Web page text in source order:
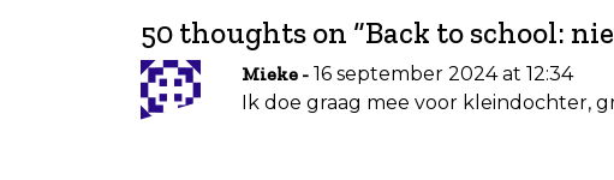
i
c
h
50 thoughts on “Back to school:
Mieke
16 september 2024 at 12:34
Ik doe graag mee voor kleindochter,